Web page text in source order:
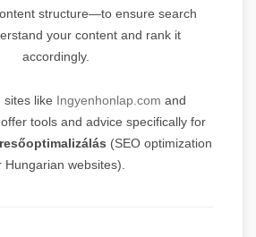
structure—to ensure search
your content and rank it
accordingly.
sites like Ingyenhonlap.com and
offer tools and advice specifically for
(SEO optimization
Hungarian websites).